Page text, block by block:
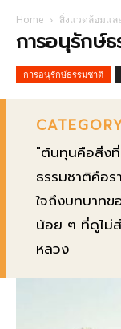
Home สิ่งแวดล้อมแล
การอนุรักษ์
การอนุรักษ์ธรรมชาติ
"ต้นทุนคือสิ่ง
ธรรมชาติคือร
ใจถึงบทบาทข
น้อย ๆ ที่ดูไม่
หลวง